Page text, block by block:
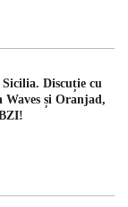
Discuție cu
și Oranjad,